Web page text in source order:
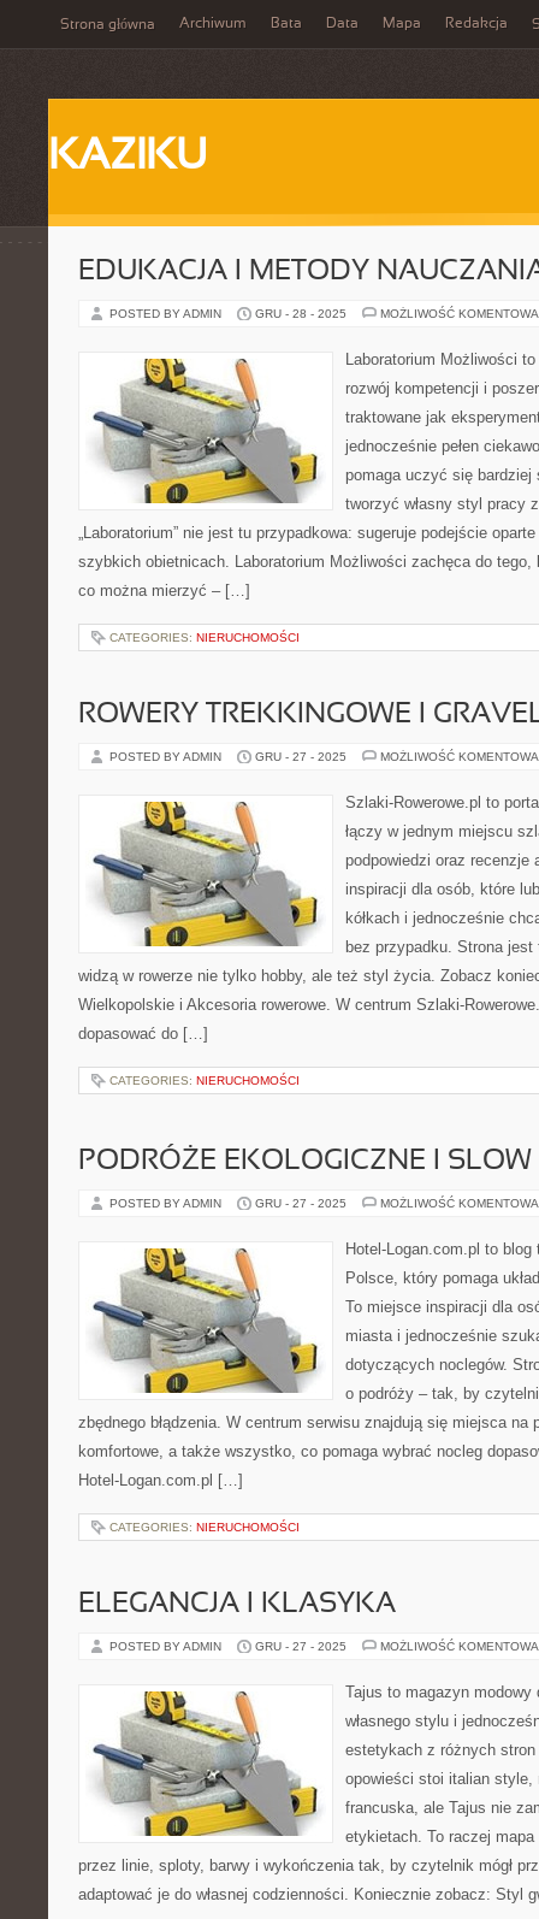
Strona główna Archiwum Bata Data Mapa Redakcja
KAZIKU
EDUKACJA I METODY
POSTED BY ADMIN GRU - 28 - 2025 MOŻLIWOŚĆ
Laboratorium Możliwości
rozwój kompetencji i
traktowane jak
jednocześnie pełen
pomaga uczyć się bardziej
tworzyć własny styl pracy
„Laboratorium” nie jest tu przypadkowa: sugeruje podejście
szybkich obietnicach. Laboratorium Możliwości zachęca do
co można mierzyć – […]
CATEGORIES: NIERUCHOMOŚCI
ROWERY TREKKINGOWE I
POSTED BY ADMIN GRU - 27 - 2025 MOŻLIWOŚĆ
Szlaki-Rowerowe.pl to
łączy w jednym miejscu
podpowiedzi oraz recenzje
inspiracji dla osób, które
kółkach i jednocześnie
bez przypadku. Strona
widzą w rowerze nie tylko hobby, ale też styl życia. Zobacz
Wielkopolskie i Akcesoria rowerowe. W centrum Szlaki-
dopasować do […]
CATEGORIES: NIERUCHOMOŚCI
PODRÓŻE EKOLOGICZNE I
POSTED BY ADMIN GRU - 27 - 2025 MOŻLIWOŚĆ
Hotel-Logan.com.pl to
Polsce, który pomaga
To miejsce inspiracji dla
miasta i jednocześnie
dotyczących noclegów.
o podróży – tak, by
zbędnego błądzenia. W centrum serwisu znajdują się miejsca na
komfortowe, a także wszystko, co pomaga wybrać nocleg
Hotel-Logan.com.pl […]
CATEGORIES: NIERUCHOMOŚCI
ELEGANCJA I KLASYKA
POSTED BY ADMIN GRU - 27 - 2025 MOŻLIWOŚĆ
Tajus to magazyn
własnego stylu i
estetykach z różnych
opowieści stoi italian style,
francuska, ale Tajus nie
etykietach. To raczej
przez linie, sploty, barwy i wykończenia tak, by czytelnik mógł
adaptować je do własnej codzienności. Koniecznie zobacz: Styl